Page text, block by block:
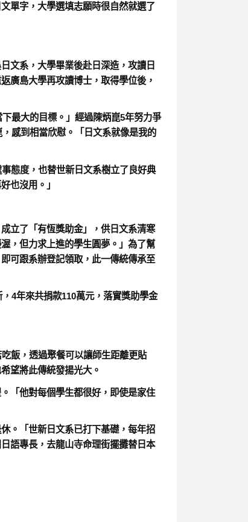
單字，大學選填志願時很自然就選了
文系，大學畢業後赴日深造，攻讀日
廣島大學再攻讀博士，取得學位後，
最大的目標。」經過陳炳崑5年努力爭
感到相當欣慰。「日文系就像是我的
態度，也替世新日文系樹立了良好典
也沒用。」
立了「有恆獎助金」，供日文系清寒
，但力求上進的學生圓夢。」為了幫
可跟系辦登記領取，此一傳統傳承至
4年來共捐款110萬元，落實獎助學金
飯，透過聚餐可以讓師生距離更貼
望將此傳統發揚光大。
「他對每個學生都很好，即使是家住
。「世新日文系已打下基礎，每年招
語專長，去龍山寺命理街擺攤替日本